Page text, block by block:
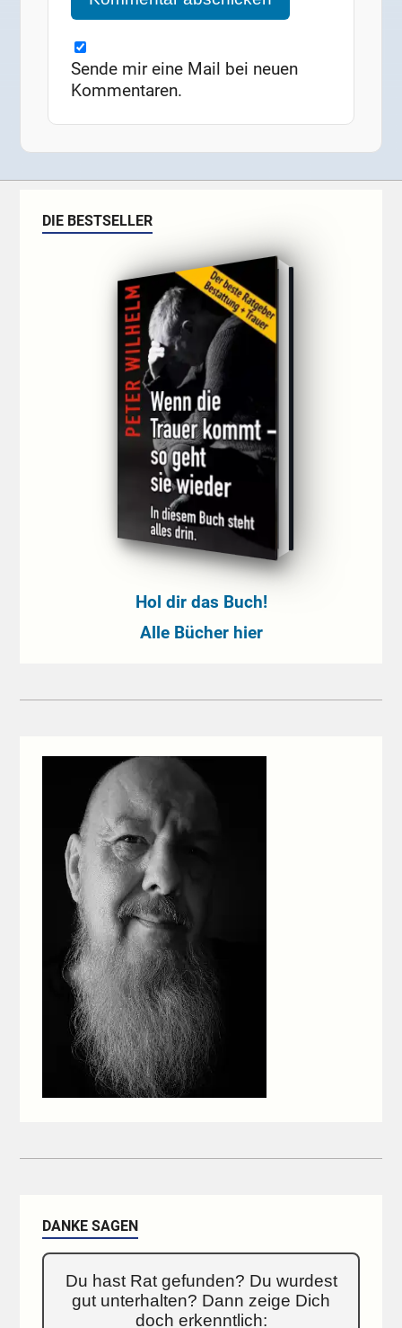
Sende mir eine Mail bei neuen
Kommentaren.
DIE BESTSELLER
Hol dir das Buch!
Alle Bücher hier
DANKE SAGEN
Du hast Rat gefunden? Du wurdest
gut unterhalten? Dann zeige Dich
doch erkenntlich: